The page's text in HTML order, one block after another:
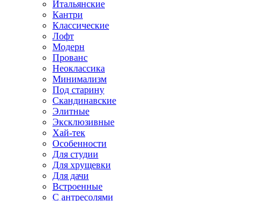
Итальянские
Кантри
Классические
Лофт
Модерн
Прованс
Неоклассика
Минимализм
Под старину
Скандинавские
Элитные
Эксклюзивные
Хай-тек
Особенности
Для студии
Для хрущевки
Для дачи
Встроенные
С антресолями